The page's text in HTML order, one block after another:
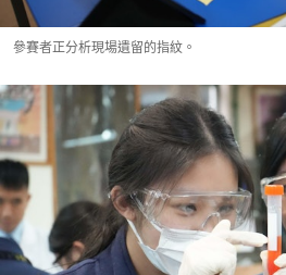
參賽者正分析現場遺留的指紋。